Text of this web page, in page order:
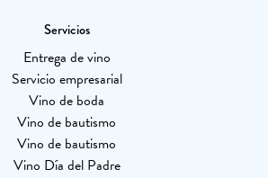
Servicios
Entrega de vino
Servicio empresarial
Vino de boda
Vino de bautismo
Vino de bautismo
Vino Día del Padre